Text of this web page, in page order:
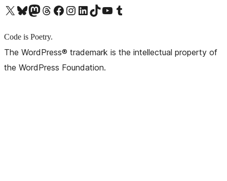
X (旧 Twitter) アカウントへBluesky アカウントへMastodon アカウントへThreads アカウントへ Facebook ページへInstagram アカウントへ LinkedIn アカウントへTikTok アカウントへYouTube チャンネルへ Tumblr アカウントへ
Code is Poetry.
The WordPress® trademark is the intellectual property of
the WordPress Foundation.